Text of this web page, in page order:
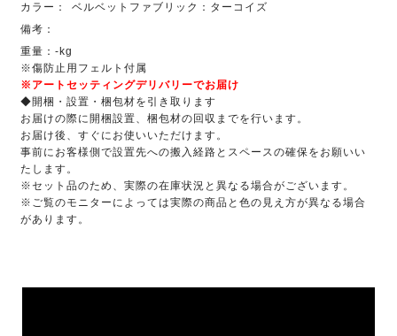
カラー：
ベルベットファブリック：ターコイズ
備考：
重量：-kg
※傷防止用フェルト付属
※アートセッティングデリバリーでお届け
◆開梱・設置・梱包材を引き取ります
お届けの際に開梱設置、梱包材の回収までを行います。
お届け後、すぐにお使いいただけます。
事前にお客様側で設置先への搬入経路とスペースの確保をお願いい
たします。
※セット品のため、実際の在庫状況と異なる場合がございます。
※ご覧のモニターによっては実際の商品と色の見え方が異なる場合
があります。